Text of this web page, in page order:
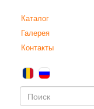
Каталог
Галерея
Контакты
Форма